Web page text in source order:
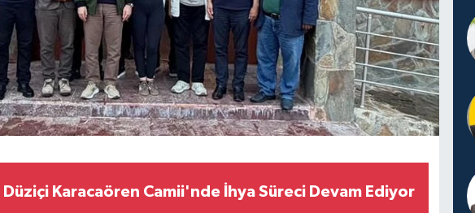
Düziçi Karacaören Camii'nde İhya Süreci Devam Ediyor